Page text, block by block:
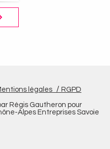
légales / RGPD
Régis Gautheron pour
Alpes Entreprises Savoie